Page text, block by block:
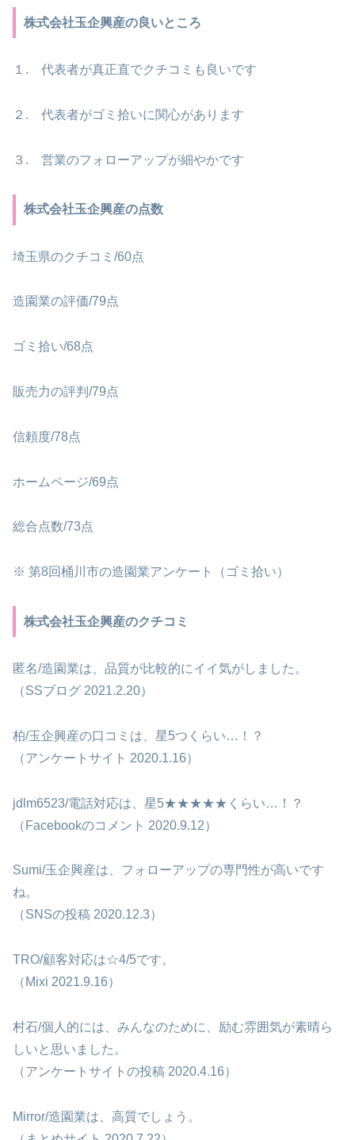
株式会社玉企興産の良いところ
１. 代表者が真正直でクチコミも良いです
２. 代表者がゴミ拾いに関心があります
３. 営業のフォローアップが細やかです
株式会社玉企興産の点数
埼玉県のクチコミ/60点
造園業の評価/79点
ゴミ拾い/68点
販売力の評判/79点
信頼度/78点
ホームページ/69点
総合点数/73点
※ 第8回桶川市の造園業アンケート（ゴミ拾い）
株式会社玉企興産のクチコミ
匿名/造園業は、品質が比較的にイイ気がしました。
（SSブログ 2021.2.20）
柏/玉企興産の口コミは、星5つくらい…！？
（アンケートサイト 2020.1.16）
jdlm6523/電話対応は、星5★★★★★くらい…！？
（Facebookのコメント 2020.9.12）
Sumi/玉企興産は、フォローアップの専門性が高いです
ね。
（SNSの投稿 2020.12.3）
TRO/顧客対応は☆4/5です。
（Mixi 2021.9.16）
村石/個人的には、みんなのために、励む雰囲気が素晴ら
しいと思いました。
（アンケートサイトの投稿 2020.4.16）
Mirror/造園業は、高質でしょう。